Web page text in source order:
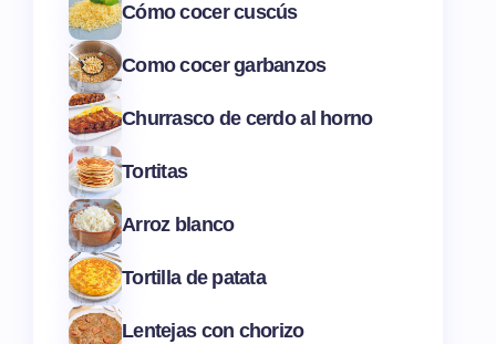
Cómo cocer cuscús
Como cocer garbanzos
Churrasco de cerdo al horno
Tortitas
Arroz blanco
Tortilla de patata
Lentejas con chorizo